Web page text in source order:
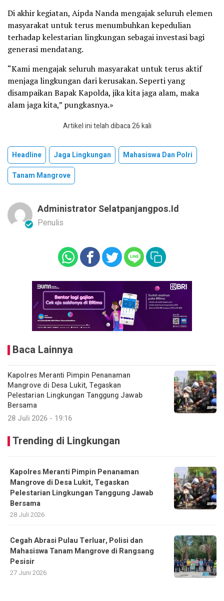
Di akhir kegiatan, Aipda Nanda mengajak seluruh elemen
masyarakat untuk terus menumbuhkan kepedulian
terhadap kelestarian lingkungan sebagai investasi bagi
generasi mendatang.
“Kami mengajak seluruh masyarakat untuk terus aktif
menjaga lingkungan dari kerusakan. Seperti yang
disampaikan Bapak Kapolda, jika kita jaga alam, maka
alam jaga kita,” pungkasnya.»
Artikel ini telah dibaca 26 kali
Headline Jaga Lingkungan
Mahasiswa Dan Polri
Tanam Mangrove
Administrator Selatpanjangpos.id
Penulis
Baca Lainnya
Kapolres Meranti Pimpin Penanaman
Mangrove di Desa Lukit, Tegaskan
Pelestarian Lingkungan Tanggung Jawab
Bersama
28 Juli 2026 - 19:16
Trending di Lingkungan
Kapolres Meranti Pimpin Penanaman
Mangrove di Desa Lukit, Tegaskan
Pelestarian Lingkungan Tanggung Jawab
Bersama
28 Juli 2026
Cegah Abrasi Pulau Terluar, Polisi dan
Mahasiswa Tanam Mangrove di Rangsang
Pesisir
27 Juni 2026